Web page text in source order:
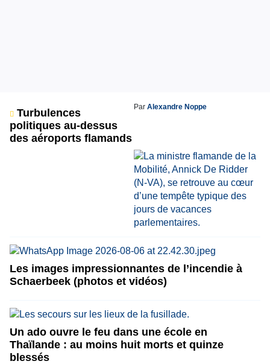
Turbulences
politiques au-dessus
des aéroports flamands
Par Alexandre Noppe
Les images impressionnantes de l’incendie à
Schaerbeek (photos et vidéos)
Un ado ouvre le feu dans une école en
Thaïlande : au moins huit morts et quinze
blessés